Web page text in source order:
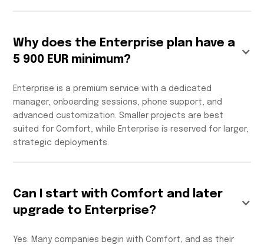
Why does the Enterprise plan have a
5 900 EUR minimum?
Enterprise is a premium service with a dedicated
manager, onboarding sessions, phone support, and
advanced customization. Smaller projects are best
suited for Comfort, while Enterprise is reserved for larger,
strategic deployments.
Can I start with Comfort and later
upgrade to Enterprise?
Yes. Many companies begin with Comfort, and as their